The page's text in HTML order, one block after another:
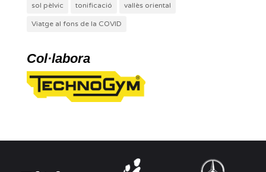
sol pèlvic tonificació vallès oriental
Viatge al fons de la COVID
Col·labora